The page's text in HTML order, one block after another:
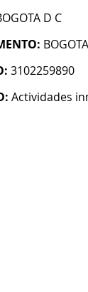
D C
BOGOTA
3102259890
Actividades